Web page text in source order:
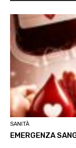
SANITÀ
EMERGENZA